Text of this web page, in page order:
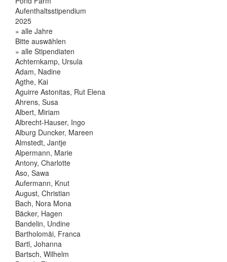
Aufenthaltsstipendium
2025
» alle Jahre
Bitte auswählen
» alle Stipendiaten
Achternkamp, Ursula
Adam, Nadine
Agthe, Kai
Aguirre Astonitas, Rut Elena
Ahrens, Susa
Albert, Miriam
Albrecht-Hauser, Ingo
Alburg Duncker, Mareen
Almstedt, Jantje
Alpermann, Marie
Antony, Charlotte
Aso, Sawa
Aufermann, Knut
August, Christian
Bach, Nora Mona
Bäcker, Hagen
Bandelin, Undine
Bartholomäi, Franca
Bartl, Johanna
Bartsch, Wilhelm